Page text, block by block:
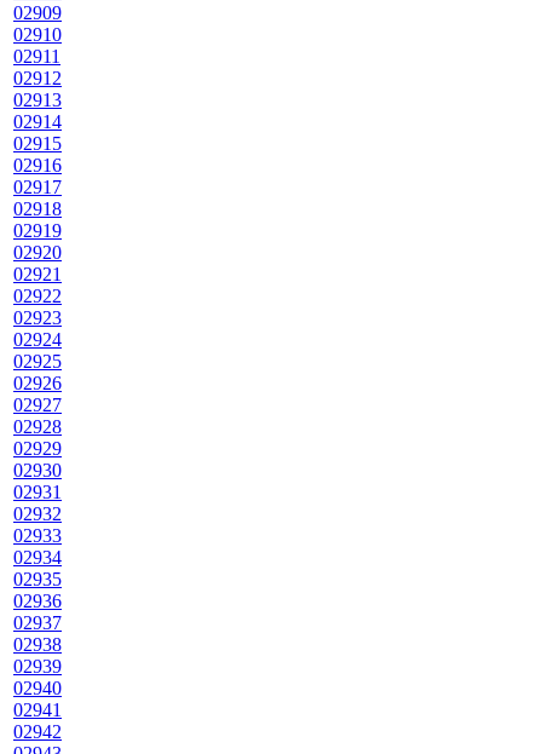
02909
02910
02911
02912
02913
02914
02915
02916
02917
02918
02919
02920
02921
02922
02923
02924
02925
02926
02927
02928
02929
02930
02931
02932
02933
02934
02935
02936
02937
02938
02939
02940
02941
02942